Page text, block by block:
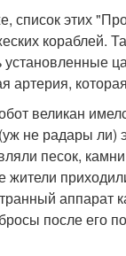
список этих
кораблей.
установленные
артерия,
великан
не радары ли)
песок,
аппарат
после его